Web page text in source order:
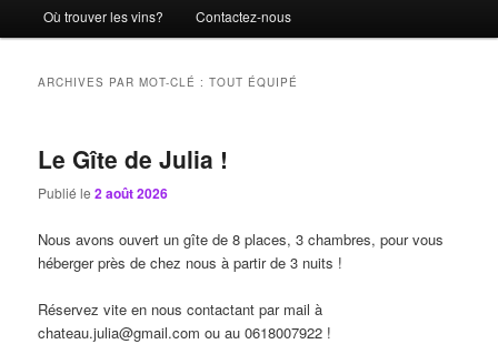
Où trouver les vins? Contactez-nous
ARCHIVES PAR MOT-CLÉ :TOUT ÉQUIPÉ
Le Gîte de Julia !
Publié le2 août 2026
Nous avons ouvert un gîte de 8 places, 3 chambres, pour vous
héberger près de chez nous à partir de 3 nuits !
Réservez vite en nous contactant par mail à
chateau.julia@gmail.com ou au 0618007922 !